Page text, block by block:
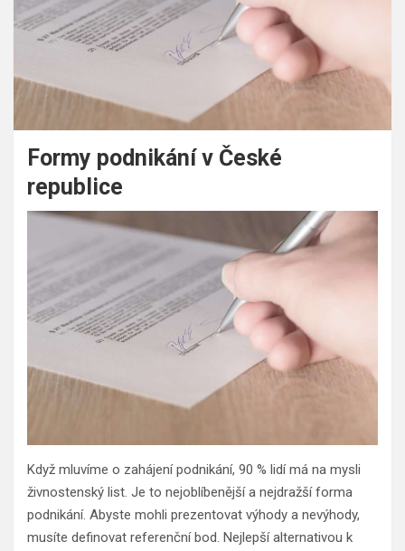
Formy podnikání v České
republice
Když mluvíme o zahájení podnikání, 90 % lidí má na mysli
živnostenský list. Je to nejoblíbenější a nejdražší forma
podnikání. Abyste mohli prezentovat výhody a nevýhody,
musíte definovat referenční bod. Nejlepší alternativou k